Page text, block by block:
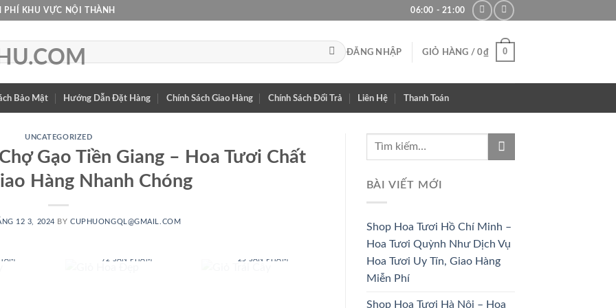
KHU VỰC NỘI THÀNH 06:00 - 21:00
ĐĂNG NHẬP GIỎ HÀNG /0₫ 0
Bảo Mật Hướng Dẫn Đặt Hàng Chính Sách Giao Hàng Chính Sách Đổi Trả Liên Hệ Thanh Toán
UNCATEGORIZED
Gạo Tiền Giang – Hoa Tươi Chất
Hàng Nhanh Chóng
12 3, 2024 BYCUPHUONGQL@GMAIL.COM
72 SẢN PHẨM 25 SẢN PHẨM
BÀI VIẾT MỚI
Shop Hoa Tươi Hồ Chí Minh –
Hoa Tươi Quỳnh Như Dịch Vụ
Hoa Tươi Uy Tín, Giao Hàng
Miễn Phí
Shop Hoa Tươi Hà Nội – Hoa